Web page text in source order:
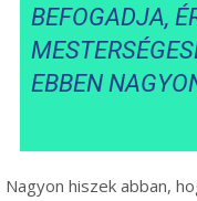
BEFOGADJA,
EBBEN
Nagyon hiszek abban,